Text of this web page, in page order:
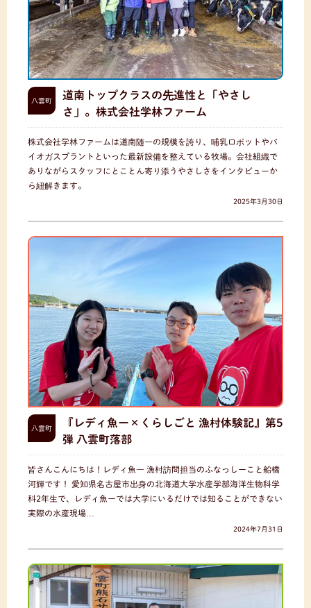
八雲町
道南トップクラスの先進性と「やさし
さ」。株式会社学林ファーム
株式会社学林ファームは道南随一の規模を誇り、哺乳ロボットやバ
イオガスプラントといった最新設備を整えている牧場。会社組織で
ありながらスタッフにとことん寄り添うやさしさをインタビューか
ら紐解きます。
2025年3月30日
八雲町
『レディ魚ー×くらしごと 漁村体験記』第5
弾 八雲町落部
皆さんこんにちは！レディ魚― 漁村訪問担当のふなっしーこと船橋
河輝です！ 愛知県名古屋市出身の北海道大学水産学部海洋生物科学
科2年生で、レディ魚ーでは大学にいるだけでは知ることができない
実際の水産現場…
2024年7月31日